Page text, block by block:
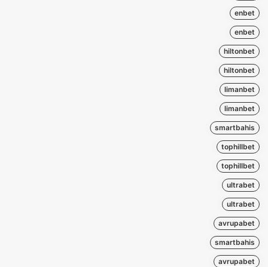
enbet
enbet
hiltonbet
hiltonbet
limanbet
limanbet
smartbahis
tophillbet
tophillbet
ultrabet
ultrabet
avrupabet
smartbahis
avrupabet